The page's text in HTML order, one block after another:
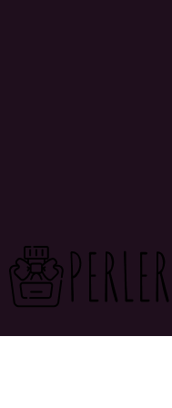
Aujourd’hui je vous